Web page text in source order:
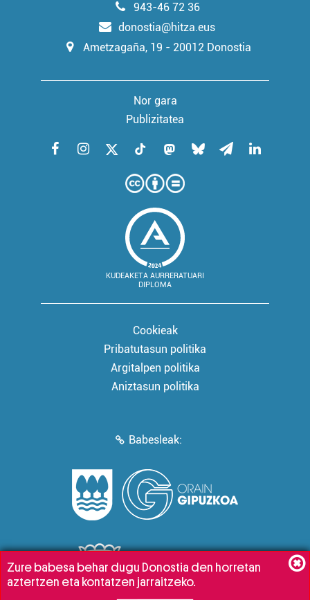
943-46 72 36
donostia@hitza.eus
Ametzagaña, 19 - 20012 Donostia
Nor gara
Publizitatea
KUDEAKETA AURRERATUARI
DIPLOMA
Cookieak
Pribatutasun politika
Argitalpen politika
Aniztasun politika
Babesleak:
Zure babesa behar dugu Donostia den horretan
aztertzen eta kontatzen jarraitzeko.